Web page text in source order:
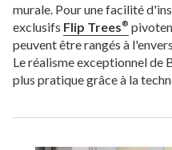
murale. Pour une facilité
exclusifs Flip Trees®
peuvent être rangés à
Le réalisme exceptionnel de
plus pratique grâce à la